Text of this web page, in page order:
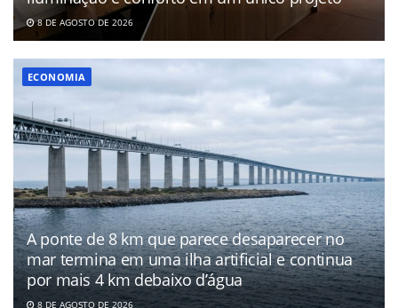
8 DE AGOSTO DE 2026
ECONOMIA
A ponte de 8 km que parece desaparecer no
mar termina em uma ilha artificial e continua
por mais 4 km debaixo d’água
8 DE AGOSTO DE 2026